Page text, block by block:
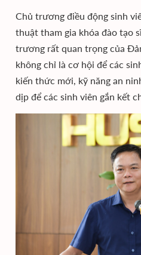
Chủ trương điều động sinh
thuật tham gia khóa đào tạo
trương rất quan trọng của
không chỉ là cơ hội để các
kiến thức mới, kỹ năng an
dịp để các sinh viên gắn kết